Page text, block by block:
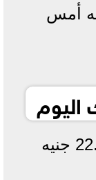
أمس
اليوم
البنك المركزي المصري: 22.85 جنيه